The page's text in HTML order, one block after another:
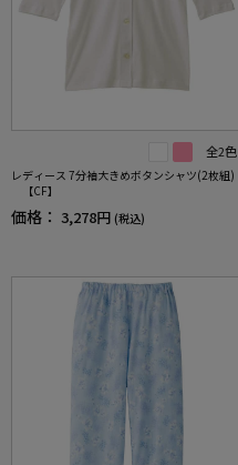
全2色
レディース 7分袖大きめボタンシャツ(2枚組)
【CF】
価格： 3,278円 (税込)